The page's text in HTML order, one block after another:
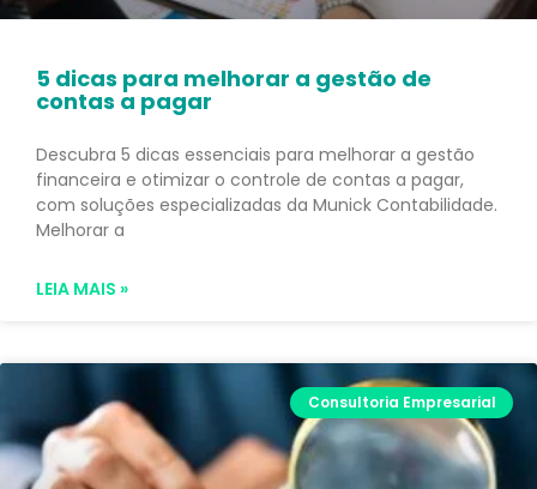
5 dicas para melhorar a gestão de
contas a pagar
Descubra 5 dicas essenciais para melhorar a gestão
financeira e otimizar o controle de contas a pagar,
com soluções especializadas da Munick Contabilidade.
Melhorar a
LEIA MAIS »
Consultoria Empresarial